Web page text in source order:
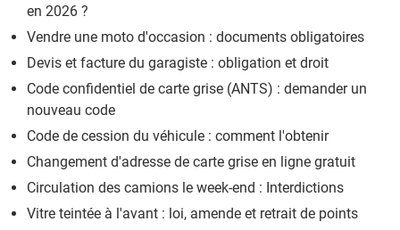
en 2026 ?
Vendre une moto d'occasion : documents obligatoires
Devis et facture du garagiste : obligation et droit
Code confidentiel de carte grise (ANTS) : demander un
nouveau code
Code de cession du véhicule : comment l'obtenir
Changement d'adresse de carte grise en ligne gratuit
Circulation des camions le week-end : Interdictions
Vitre teintée à l'avant : loi, amende et retrait de points